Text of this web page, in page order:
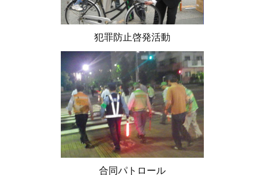
犯罪防止啓発活動
合同パトロール